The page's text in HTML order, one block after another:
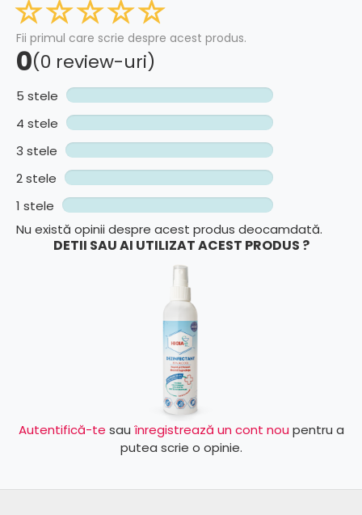
Fii primul care scrie despre acest produs.
0(0 review-uri)
5 stele
4 stele
3 stele
2 stele
1 stele
Nu există opinii despre acest produs deocamdată.
DETII SAU AI UTILIZAT ACEST PRODUS ?
Autentifică-te sau înregistrează un cont nou pentru a
putea scrie o opinie.